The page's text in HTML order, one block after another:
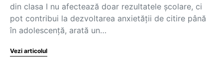
din clasa I nu afectează doar rezultatele școlare, ci
pot contribui la dezvoltarea anxietății de citire până
în adolescență, arată un…
Vezi articolul